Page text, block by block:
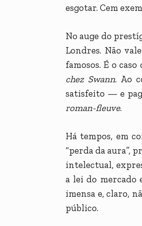
esgotar. Cem
No auge do
Londres. Não
famosos. É o
chez Swann. Ao
satisfeito — e
roman-fleuve.
Há tempos, em
“perda da aura”,
intelectual,
a lei do mercado
imensa e, claro,
público.